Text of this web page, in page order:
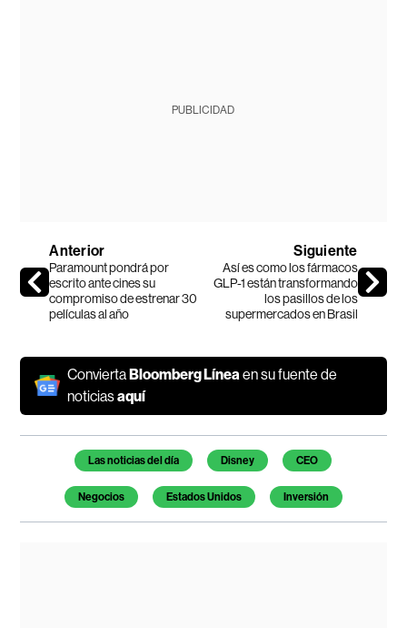
PUBLICIDAD
Anterior
Paramount pondrá por
escrito ante cines su
compromiso de estrenar 30
películas al año
Siguiente
Así es como los fármacos
GLP-1 están transformando
los pasillos de los
supermercados en Brasil
ConviertaBloomberg Líneaen su fuente de
noticiasaquí
Temas de este artículo
Las noticias del día Disney CEO
Negocios Estados Unidos Inversión